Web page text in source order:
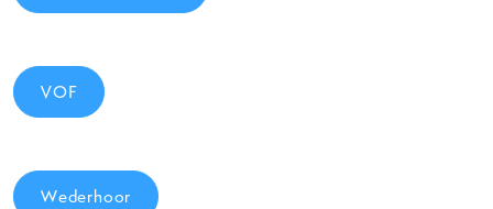
VOF
Wederhoor